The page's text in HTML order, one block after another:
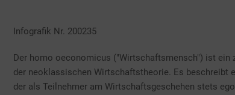
Infografik Nr. 200235
Der homo oeconomicus ("Wirtschaftsmensch") ist ein
der neoklassischen Wirtschaftstheorie. Es beschreibt
der als Teilnehmer am Wirtschaftsgeschehen stets